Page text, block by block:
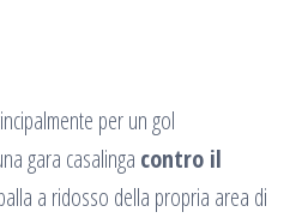
per un gol
gara casalinga contro il
a ridosso della propria area di